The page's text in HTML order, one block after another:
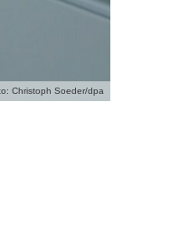
Christoph Soeder/dpa